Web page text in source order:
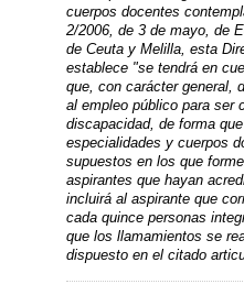
cuerpos docentes
2/2006, de 3 de mayo, de
de Ceuta y Melilla, esta
establece "se tendrá en
que, con carácter general,
al empleo público para ser
discapacidad, de forma
especialidades y cuerpos
supuestos en los que
aspirantes que hayan
incluirá al aspirante que
cada quince personas
que los llamamientos se
dispuesto en el citado